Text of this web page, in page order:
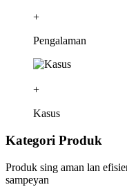
+
Pengalaman
+
Kasus
Kategori Produk
Produk sing aman lan
sampeyan